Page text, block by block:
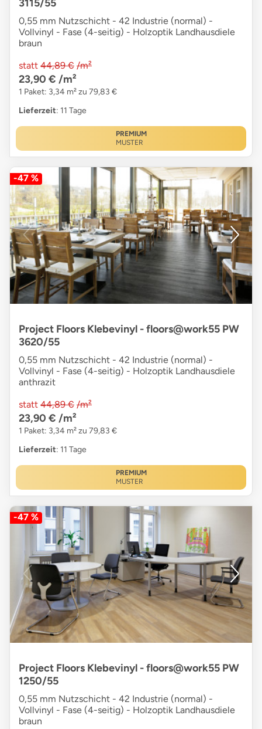
3115/55
0,55 mm Nutzschicht - 42 Industrie (normal) -
Vollvinyl - Fase (4-seitig) - Holzoptik Landhausdiele
braun
statt 44,89 € /m²
23,90 € /m²
1 Paket: 3,34 m² zu 79,83 €
Lieferzeit: 11 Tage
PREMIUM
MUSTER
-47 %
Project Floors Klebevinyl - floors@work55 PW
3620/55
0,55 mm Nutzschicht - 42 Industrie (normal) -
Vollvinyl - Fase (4-seitig) - Holzoptik Landhausdiele
anthrazit
statt 44,89 € /m²
23,90 € /m²
1 Paket: 3,34 m² zu 79,83 €
Lieferzeit: 11 Tage
PREMIUM
MUSTER
-47 %
Project Floors Klebevinyl - floors@work55 PW
1250/55
0,55 mm Nutzschicht - 42 Industrie (normal) -
Vollvinyl - Fase (4-seitig) - Holzoptik Landhausdiele
braun